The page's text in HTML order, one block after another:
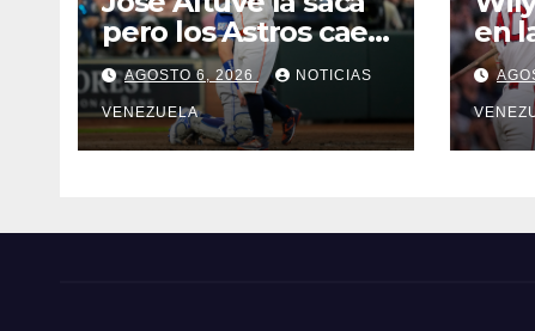
pero los Astros caen
ante Azulejos
AGOSTO 6, 2026 NOTICIAS
VENEZUELA
en
de